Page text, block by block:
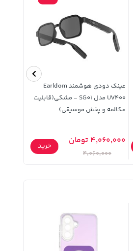
عینک دودی هوشمند Earldom
UV400 مدل SG01 - مشکی(قابلیت
مکالمه و پخش موسیقی)
4,060,000 تومان
4,060,000
خرید